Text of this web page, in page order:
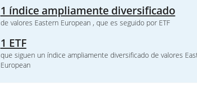
1 índice ampliamente diversificado
de valores Eastern European , que es seguido por ETF
1 ETF
que siguen un índice ampliamente diversificado de valores
European